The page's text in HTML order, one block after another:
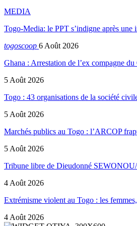
MEDIA
Togo-Media: le PPT s’indigne après une
togoscoop 6 Août 2026
Ghana : Arrestation de l’ex compagne
5 Août 2026
Togo : 43 organisations de la société
5 Août 2026
Marchés publics au Togo : l’ARCOP
5 Août 2026
Tribune libre de Dieudonné
4 Août 2026
Extrémisme violent au Togo : les
4 Août 2026